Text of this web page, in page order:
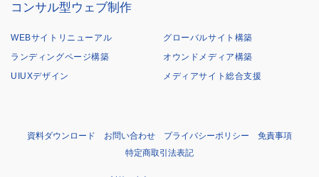
コンサル型ウェブ制作
WEBサイトリニューアル
グローバルサイト構築
ランディングページ構築
オウンドメディア構築
UIUXデザイン
メディアサイト総合支援
資料ダウンロード お問い合わせ プライバシーポリシー
免責事項
特定商取引法表記